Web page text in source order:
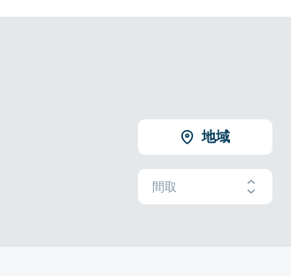
地域
間取